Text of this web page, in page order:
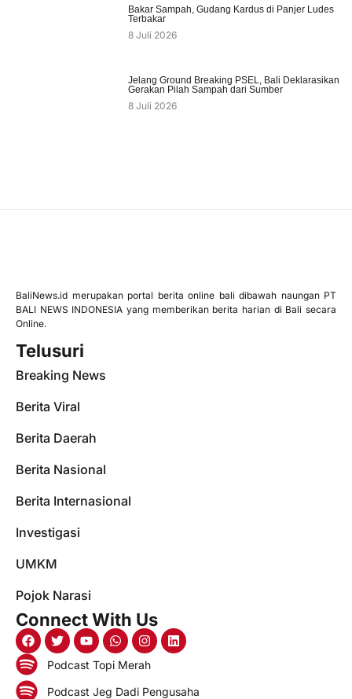
Bakar Sampah, Gudang Kardus di Panjer Ludes
Terbakar
8 Juli 2026
Jelang Ground Breaking PSEL, Bali Deklarasikan
Gerakan Pilah Sampah dari Sumber
8 Juli 2026
BaliNews.id merupakan portal berita online bali dibawah naungan PT
BALI NEWS INDONESIA yang memberikan berita harian di Bali secara
Online.
Telusuri
Breaking News
Berita Viral
Berita Daerah
Berita Nasional
Berita Internasional
Investigasi
UMKM
Pojok Narasi
Connect With Us
Podcast Topi Merah
Podcast Jeg Dadi Pengusaha